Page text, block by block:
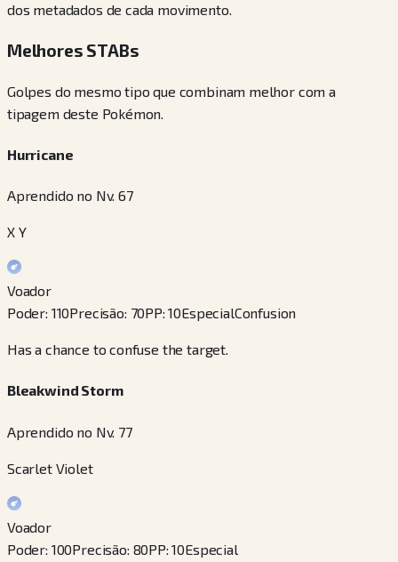
dos metadados de cada movimento.
Melhores STABs
Golpes do mesmo tipo que combinam melhor com a
tipagem deste Pokémon.
Hurricane
Aprendido no Nv. 67
X Y
Voador
Poder: 110Precisão: 70PP:10EspecialConfusion
Has a chance to confuse the target.
Bleakwind Storm
Aprendido no Nv. 77
Scarlet Violet
Voador
Poder: 100Precisão: 80PP:10Especial